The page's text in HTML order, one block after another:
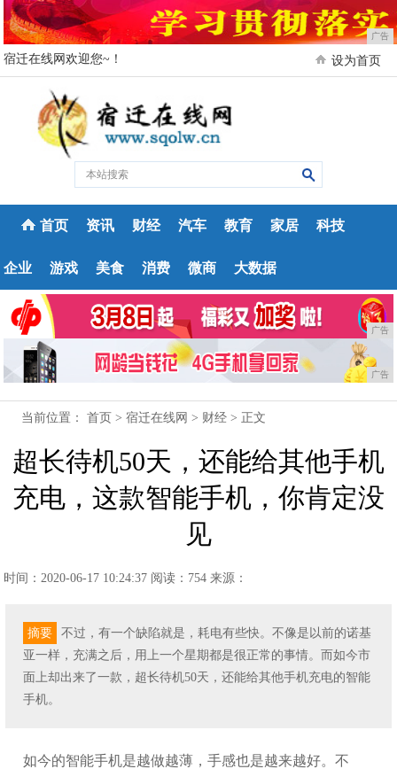
广告
宿迁在线网欢迎您~！ 设为首页
首页 资讯 财经 汽车 教育 家居 科技
企业 游戏 美食 消费 微商 大数据
广告
广告
当前位置：首页 >宿迁在线网 > 财经 > 正文
超长待机50天，还能给其他手机
充电，这款智能手机，你肯定没
见
时间：2020-06-17 10:24:37 阅读：754 来源：
摘要
不过，有一个缺陷就是，耗电有些快。不像是以前的诺基
亚一样，充满之后，用上一个星期都是很正常的事情。而如今市
面上却出来了一款，超长待机50天，还能给其他手机充电的智能
手机。
如今的智能手机是越做越薄，手感也是越来越好。不